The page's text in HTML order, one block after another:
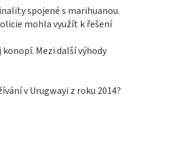
spojené s marihuanou.
mohla využít k řešení
Mezi další výhody
v Urugwayi z roku 2014?